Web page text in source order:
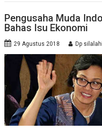
Pengusaha Muda
Bahas Isu Ekonomi
29 Agustus 2018 Dp silalahi